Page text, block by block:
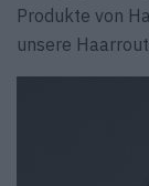
Produkte von
unsere